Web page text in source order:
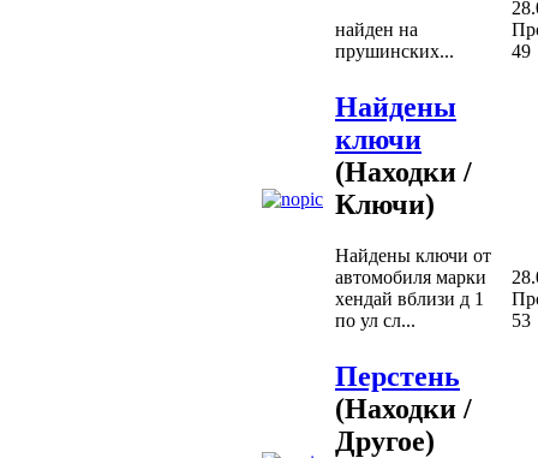
найден на
прушинских...
49
Найдены
ключи
(Находки /
Ключи)
Найдены ключи от
автомобиля марки
хендай вблизи д 1
по ул сл...
53
Перстень
(Находки /
Другое)